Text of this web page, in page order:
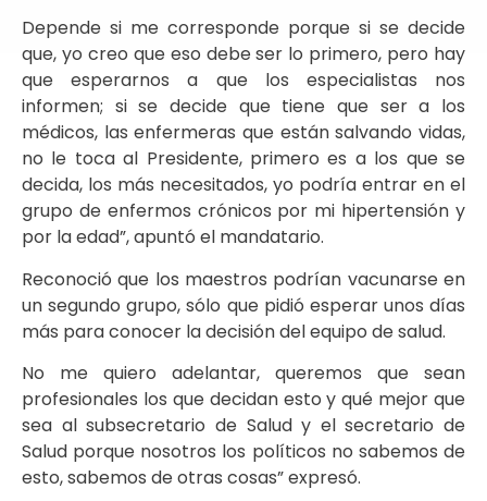
Depende si me corresponde porque si se decide
que, yo creo que eso debe ser lo primero, pero hay
que esperarnos a que los especialistas nos
informen; si se decide que tiene que ser a los
médicos, las enfermeras que están salvando vidas,
no le toca al Presidente, primero es a los que se
decida, los más necesitados, yo podría entrar en el
grupo de enfermos crónicos por mi hipertensión y
por la edad”, apuntó el mandatario.
Reconoció que los maestros podrían vacunarse en
un segundo grupo, sólo que pidió esperar unos días
más para conocer la decisión del equipo de salud.
No me quiero adelantar, queremos que sean
profesionales los que decidan esto y qué mejor que
sea al subsecretario de Salud y el secretario de
Salud porque nosotros los políticos no sabemos de
esto, sabemos de otras cosas” expresó.